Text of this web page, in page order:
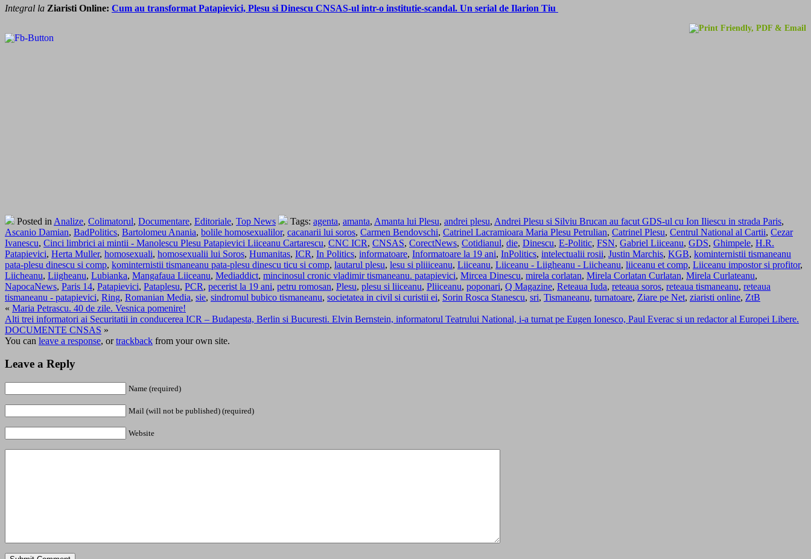
Integral la Ziaristi Online: Cum au transformat Patapievici, Plesu si Dinescu CNSAS-ul intr-o institutie-scandal. Un serial de Ilarion Tiu
Posted in Analize, Colimatorul, Documentare, Editoriale, Top News Tags: agenta, amanta, Amanta lui Plesu, andrei plesu, Andrei Plesu si Silviu Brucan au facut GDS-ul cu Ion Iliescu in strada Paris,
Ascanio Damian, BadPolitics, Bartolomeu Anania, bolile homosexualilor, cacanarii lui soros, Carmen Bendovschi, Catrinel Lacramioara Maria Plesu Petrulian, Catrinel Plesu, Centrul National al Cartii, Cezar
Ivanescu, Cinci limbrici ai mintii - Manolescu Plesu Patapievici Liiceanu Cartarescu, CNC ICR, CNSAS, CorectNews, Cotidianul, die, Dinescu, E-Politic, FSN, Gabriel Liiceanu, GDS, Ghimpele, H.R.
Patapievici, Herta Muller, homosexuali, homosexualii lui Soros, Humanitas, ICR, In Politics, informatoare, Informatoare la 19 ani, InPolitics, intelectualii rosii, Justin Marchis, KGB, kominternistii tismaneanu
pata-plesu dinescu si comp, kominternistii tismaneanu pata-plesu dinescu ticu si comp, lautarul plesu, lesu si pliiiceanu, Liiceanu, Liiceanu - Liigheanu - Liicheanu, liiceanu et comp, Liiceanu impostor si profitor,
Liicheanu, Liigheanu, Lubianka, Mangafaua Liiceanu, Mediaddict, mincinosul cronic vladimir tismaneanu. patapievici, Mircea Dinescu, mirela corlatan, Mirela Corlatan Curlatan, Mirela Curlateanu,
NapocaNews, Paris 14, Patapievici, Pataplesu, PCR, pecerist la 19 ani, petru romosan, Plesu, plesu si liiceanu, Pliiceanu, poponari, Q Magazine, Reteaua Iuda, reteaua soros, reteaua tismaneanu, reteaua
tismaneanu - patapievici, Ring, Romanian Media, sie, sindromul bubico tismaneanu, societatea in civil si curistii ei, Sorin Rosca Stanescu, sri, Tismaneanu, turnatoare, Ziare pe Net, ziaristi online, ZtB
« Maria Petrascu. 40 de zile. Vesnica pomenire!
Alti trei informatori ai Securitatii in conducerea ICR – Budapesta, Berlin si Bucuresti. Elvin Bernstein, informatorul Teatrului National, i-a turnat pe Eugen Ionesco, Paul Everac si un redactor al Europei Libere.
DOCUMENTE CNSAS »
You can leave a response, ortrackback from your own site.
Leave a Reply
Name (required)
Mail (will not be published) (required)
Website